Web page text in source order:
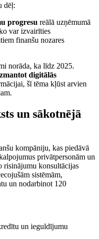
dēļ:
progresu reālā uzņēmumā
var izvairīties
finanšu nozares
norāda, ka līdz 2025.
digitālās
šī tēma kļūst arvien
un sākotnējā
kompāniju, kas piedāvā
privātpersonām un
risinājumu konsultācijas
sistēmām,
un nodarbinot 120
un ieguldījumu